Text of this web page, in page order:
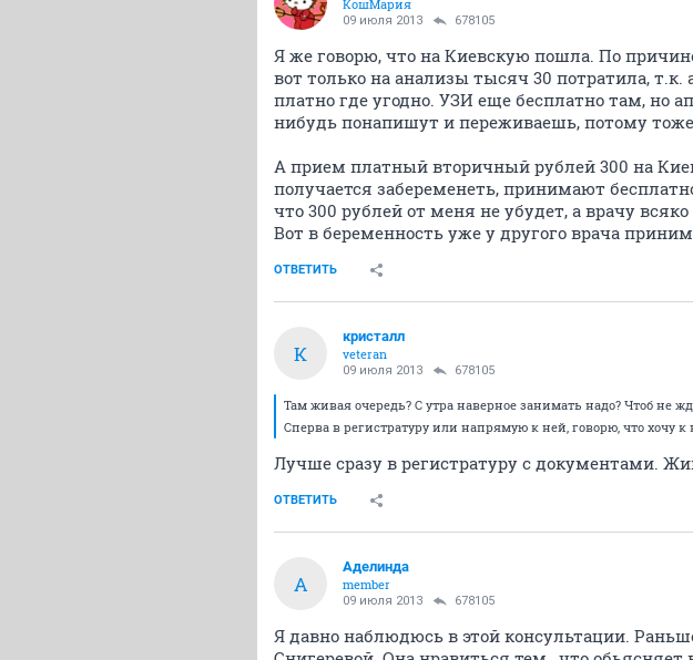
КошМария
09 июля 2013 678105
Я же говорю, что на Киевскую пошла. По
вот только на анализы тысяч 30 потратила,
платно где угодно. УЗИ еще бесплатно там, но
нибудь понапишут и переживаешь, потому
А прием платный вторичный рублей 300 на
получается забеременеть, принимают
что 300 рублей от меня не убудет, а врачу
Вот в беременность уже у другого врача
ОТВЕТИТЬ
К
кристалл
veteran
09 июля 2013 678105
Там живая очередь? С утра наверное занимать надо? Чтоб не
Сперва в регистратуру или напрямую к ней, говорю, что хочу к
Лучше сразу в регистратуру с документами.
ОТВЕТИТЬ
А
Аделинда
member
09 июля 2013 678105
Я давно наблюдюсь в этой консультации.